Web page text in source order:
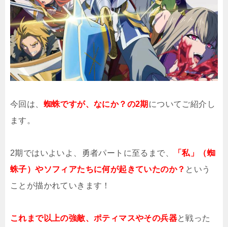
今回は、 蜘蛛ですが、なにか？の2期 についてご紹介し
ます。
2期ではいよいよ、勇者パートに至るまで、
「私」（蜘
蛛子）やソフィアたちに何が起きていたのか？ という
ことが描かれていきます！
これまで以上の強敵、ポティマスやその兵器と戦った